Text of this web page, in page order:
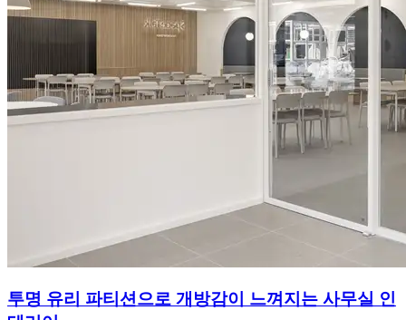
투명 유리 파티션으로 개방감이 느껴지는 사무실 인